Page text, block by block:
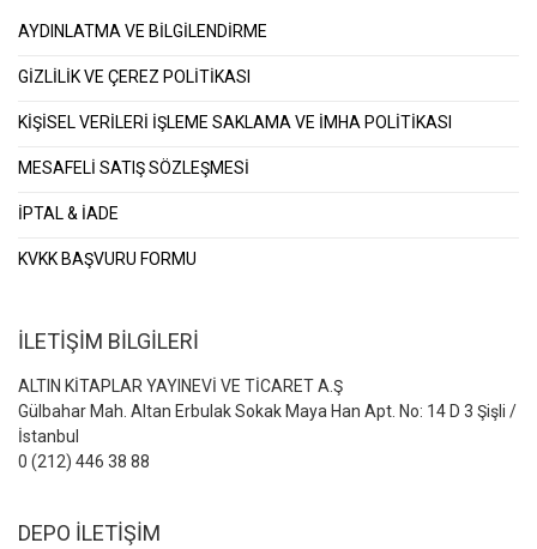
AYDINLATMA VE BİLGİLENDİRME
GİZLİLİK VE ÇEREZ POLİTİKASI
KİŞİSEL VERİLERİ İŞLEME SAKLAMA VE İMHA POLİTİKASI
MESAFELİ SATIŞ SÖZLEŞMESİ
İPTAL & İADE
KVKK BAŞVURU FORMU
İLETİŞİM BİLGİLERİ
ALTIN KİTAPLAR YAYINEVİ VE TİCARET A.Ş
Gülbahar Mah. Altan Erbulak Sokak Maya Han Apt. No: 14 D 3 Şişli /
İstanbul
0 (212) 446 38 88
DEPO İLETİŞİM